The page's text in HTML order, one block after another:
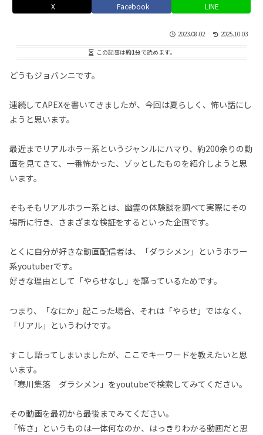
X Facebook LINE
2023.08.02 2025.10.03
この記事は約1分で読めます。
どうもジョバンニです。
連続してAPEXを書いてきましたが、今回は夏らしく、怖い話にし
ようと思います。
最近までリアルホラー系というジャンルにハマり、約200余りの動
画を見てきて、一番怖かった、ゾッとしたものを紹介しようと思
います。
そもそもリアルホラー系とは、幽霊の体験談を調べて実際にその
場所に行き、さまざまな検証をするといった企画です。
とくに自分が好きな動画配信者は、「ダラシメン」というホラー
系youtuberです。
好きな理由として「やらせなし」を謳っているためです。
つまり、「なにか」起こった場合、それは「やらせ」ではなく、
「リアル」というわけです。
すこし語ってしまいましたが、ここでキーワードを教えたいと思
います。
「寒川集落 ダラシメン」をyoutubeで検索してみてください。
その動画を最初から最後までみてください。
「怖さ」というものは一体何なのか、はっきりわかる動画だと思